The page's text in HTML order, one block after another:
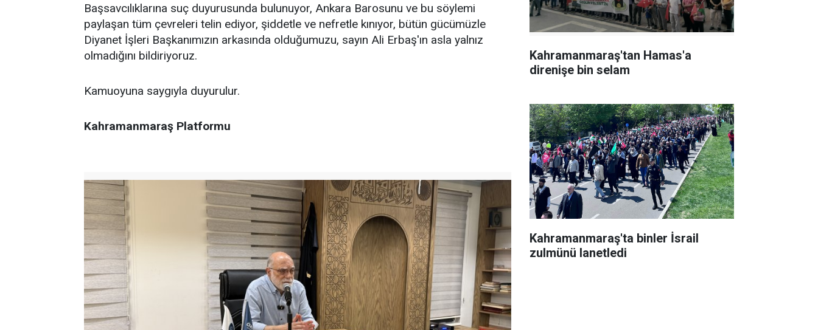
Başsavcılıklarına suç duyurusunda bulunuyor, Ankara Barosunu ve bu söylemi
paylaşan tüm çevreleri telin ediyor, şiddetle ve nefretle kınıyor, bütün gücümüzle
Diyanet İşleri Başkanımızın arkasında olduğumuzu, sayın Ali Erbaş'ın asla yalnız
olmadığını bildiriyoruz.
Kamuoyuna saygıyla duyurulur.
Kahramanmaraş Platformu
Kahramanmaraş'tan Hamas'a
direnişe bin selam
Kahramanmaraş'ta binler İsrail
zulmünü lanetledi